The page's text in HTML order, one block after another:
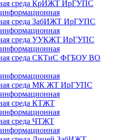
среда КрИЖТ ИрГУПС
среда ЗабИЖТ ИрГУПС
среда УУКЖТ ИрГУПС
среда СКТиС ФГБОУ ВО
среда МК ЖТ ИрГУПС
среда КТЖТ
среда ЧТЖТ